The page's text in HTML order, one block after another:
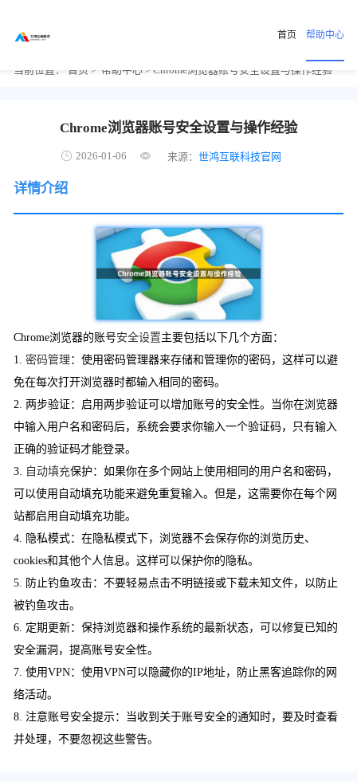
首页 帮助中心
当前位置： 首页 > 帮助中心 > Chrome浏览器账号安全设置与操作经验
Chrome浏览器账号安全设置与操作经验
2026-01-06 来源：世鸿互联科技官网
详情介绍
Chrome浏览器的账号安全设置主要包括以下几个方面：
1.密码管理 ：使用密码管理器来存储和管理你的密码，这样可以避
免在每次打开浏览器时都输入相同的密码。
2. 两步验证：启用两步验证可以增加账号的安全性。当你在浏览器
中输入用户名和密码后，系统会要求你输入一个验证码，只有输入
正确的验证码才能登录。
3.
自动填充保护：如果你在多个网站上使用相同的用户名和密码，
可以使用自动填充功能来避免重复输入。但是，这需要你在每个网
站都启用自动填充功能。
4. 隐私模式：在隐私模式下，浏览器不会保存你的浏览历史、
cookies和其他个人信息。这样可以保护你的隐私。
5. 防止钓鱼攻击：不要轻易点击不明链接或下载未知文件，以防止
被钓鱼攻击。
6. 定期更新：保持浏览器和操作系统的最新状态，可以修复已知的
安全漏洞，提高账号安全性。
7. 使用VPN：使用VPN可以隐藏你的IP地址，防止黑客追踪你的网
络活动。
8. 注意账号安全提示：当收到关于账号安全的通知时，要及时查看
并处理，不要忽视这些警告。